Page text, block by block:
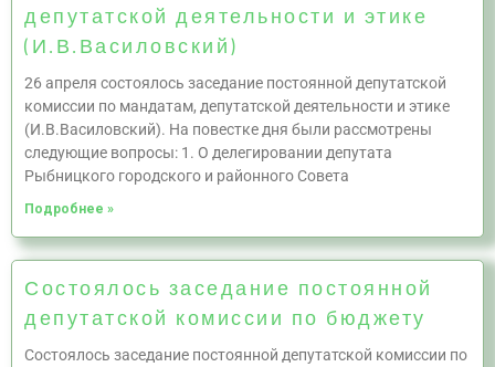
депутатской деятельности и этике
(И.В.Василовский)
26 апреля состоялось заседание постоянной депутатской
комиссии по мандатам, депутатской деятельности и этике
(И.В.Василовский). На повестке дня были рассмотрены
следующие вопросы: 1. О делегировании депутата
Рыбницкого городского и районного Совета
Подробнее »
Состоялось заседание постоянной
депутатской комиссии по бюджету
Состоялось заседание постоянной депутатской комиссии по